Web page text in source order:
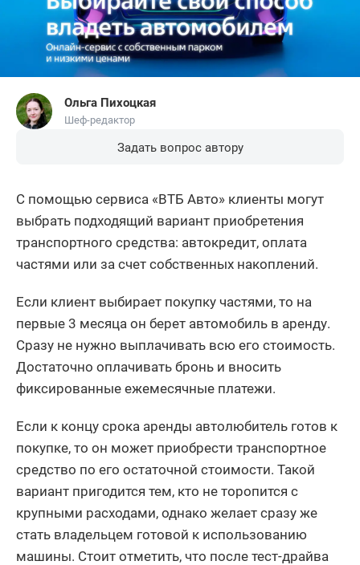
Ольга Пихоцкая
Шеф-редактор
Задать вопрос автору
С помощью сервиса «ВТБ Авто» клиенты могут
выбрать подходящий вариант приобретения
транспортного средства: автокредит, оплата
частями или за счет собственных накоплений.
Если клиент выбирает покупку частями, то на
первые 3 месяца он берет автомобиль в аренду.
Сразу не нужно выплачивать всю его стоимость.
Достаточно оплачивать бронь и вносить
фиксированные ежемесячные платежи.
Если к концу срока аренды автолюбитель готов к
покупке, то он может приобрести транспортное
средство по его остаточной стоимости. Такой
вариант пригодится тем, кто не торопится с
крупными расходами, однако желает сразу же
стать владельцем готовой к использованию
машины. Стоит отметить, что после тест-драйва